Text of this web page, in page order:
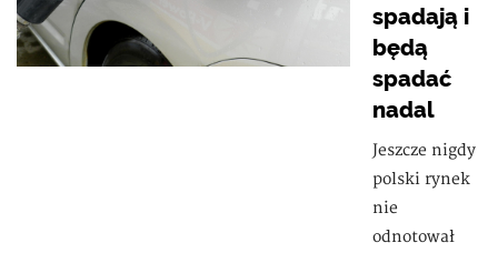
spadają i
będą
spadać
nadal
Jeszcze nigdy
polski rynek
nie
odnotował